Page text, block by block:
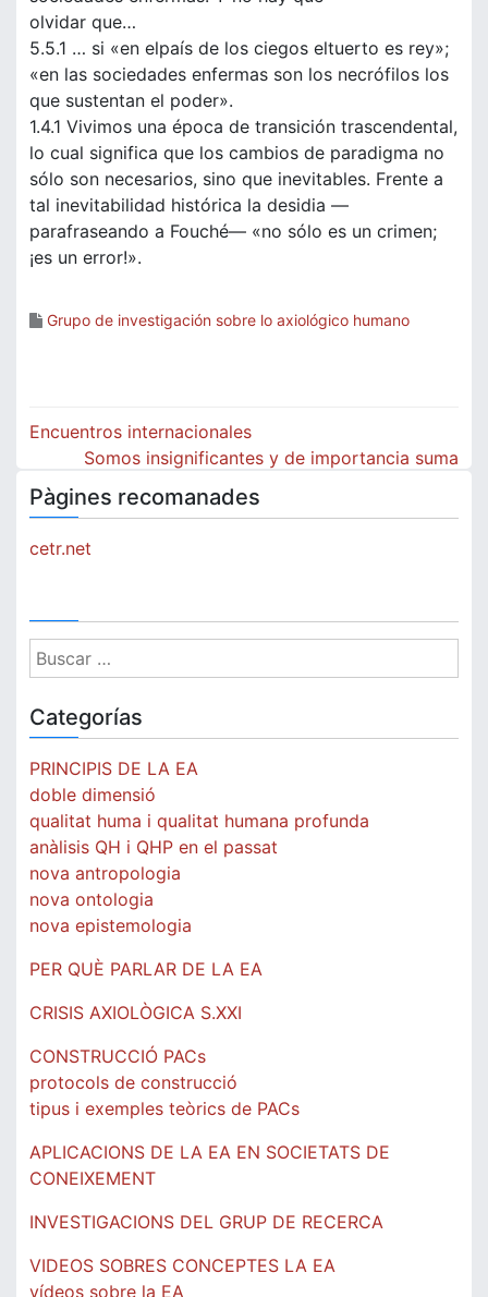
olvidar que…
5.5.1 … si «en elpaís de los ciegos eltuerto es rey»;
«en las sociedades enfermas son los necrófilos los
que sustentan el poder».
1.4.1 Vivimos una época de transición trascendental,
lo cual significa que los cambios de paradigma no
sólo son necesarios, sino que inevitables. Frente a
tal inevitabilidad histórica la desidia —
parafraseando a Fouché— «no sólo es un crimen;
¡es un error!».
Grupo de investigación sobre lo axiológico humano
Navegación
entradas
Encuentros internacionales
Somos insignificantes y de importancia suma
Pàgines recomanades
cetr.net
Buscar:
Categorías
PRINCIPIS DE LA EA
doble dimensió
qualitat huma i qualitat humana profunda
anàlisis QH i QHP en el passat
nova antropologia
nova ontologia
nova epistemologia
PER QUÈ PARLAR DE LA EA
CRISIS AXIOLÒGICA S.XXI
CONSTRUCCIÓ PACs
protocols de construcció
tipus i exemples teòrics de PACs
APLICACIONS DE LA EA EN SOCIETATS DE
CONEIXEMENT
INVESTIGACIONS DEL GRUP DE RECERCA
VIDEOS SOBRES CONCEPTES LA EA
vídeos sobre la EA